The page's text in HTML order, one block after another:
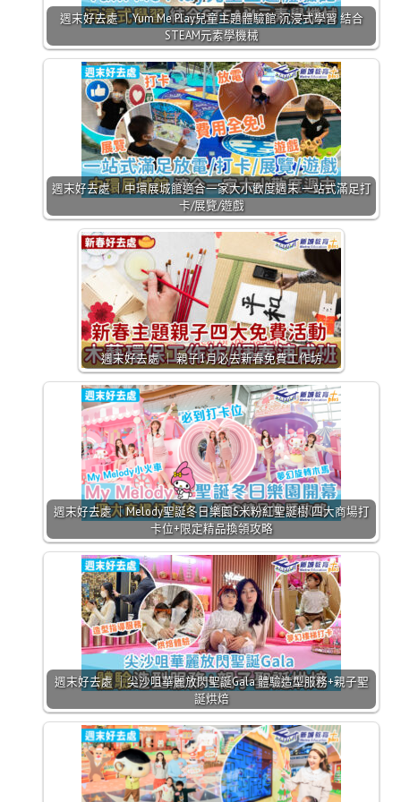
週末好去處 ｜Yum Me Play兒童主題體驗館 沉浸式學習 結合
STEAM元素學機械
週末好去處 ｜中環展城館適合一家大小歡度週末 一站式滿足打
卡/展覽/遊戲
週末好去處 ｜ 親子1月必去新春免費工作坊
週末好去處 ｜Melody聖誕冬日樂園5米粉紅聖誕樹 四大商場打
卡位+限定精品換領攻略
週末好去處 ｜尖沙咀華麗放閃聖誕Gala 體驗造型服務+親子聖
誕烘焙